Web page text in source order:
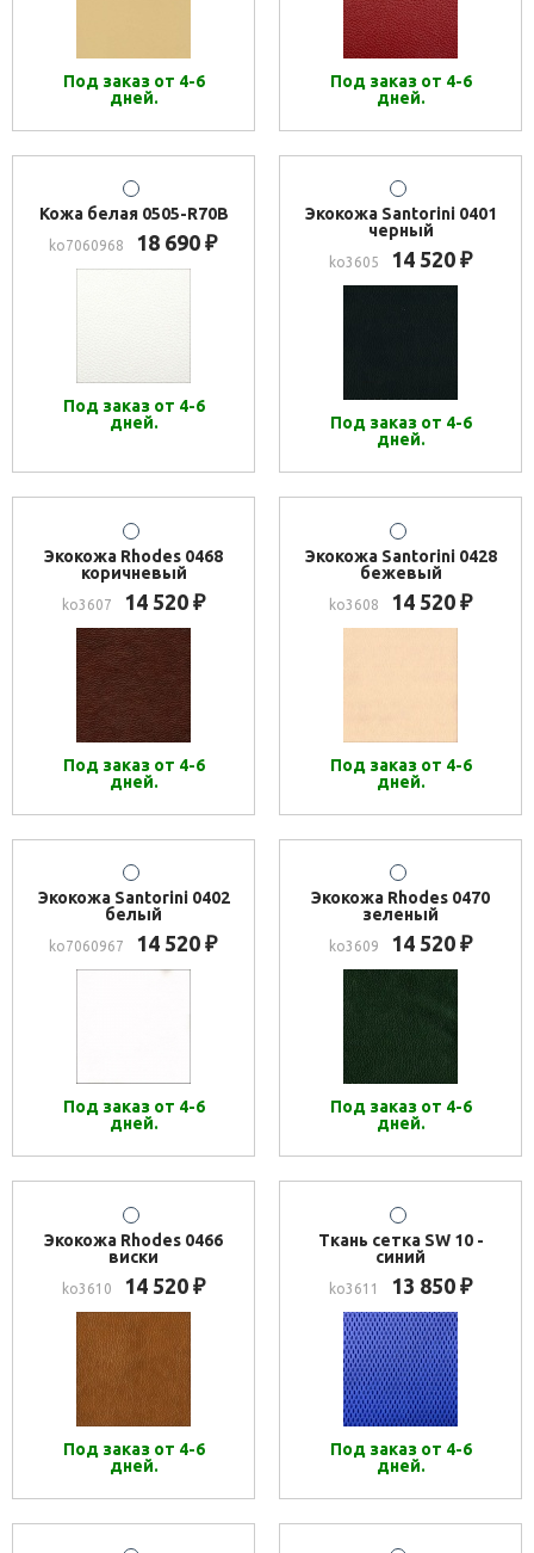
Под заказ от 4-6
дней.
Под заказ от 4-6
дней.
Кожа белая 0505-R70B
ko7060968 18 690 ₽
Под заказ от 4-6
дней.
Экокожа Santorini 0401
черный
ko3605 14 520 ₽
Под заказ от 4-6
дней.
Экокожа Rhodes 0468
коричневый
ko3607 14 520 ₽
Под заказ от 4-6
дней.
Экокожа Santorini 0428
бежевый
ko3608 14 520 ₽
Под заказ от 4-6
дней.
Экокожа Santorini 0402
белый
ko7060967 14 520 ₽
Под заказ от 4-6
дней.
Экокожа Rhodes 0470
зеленый
ko3609 14 520 ₽
Под заказ от 4-6
дней.
Экокожа Rhodes 0466
виски
ko3610 14 520 ₽
Под заказ от 4-6
дней.
Ткань сетка SW 10 -
синий
ko3611 13 850 ₽
Под заказ от 4-6
дней.